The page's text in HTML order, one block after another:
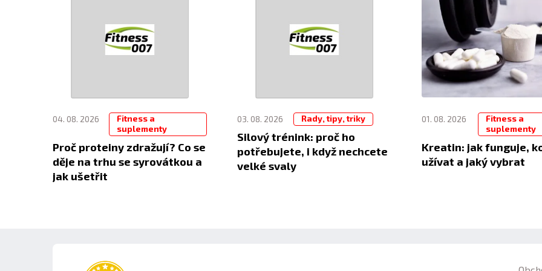
04. 08. 2026
Fitness a
suplementy
Proč proteiny zdražují? Co se
děje na trhu se syrovátkou a
jak ušetřit
03. 08. 2026 Rady, tipy, triky
Silový trénink: proč ho
potřebujete, i když nechcete
velké svaly
01. 08. 2026
Fitness a
suplementy
Kreatin: jak funguje,
užívat a jaký vybrat